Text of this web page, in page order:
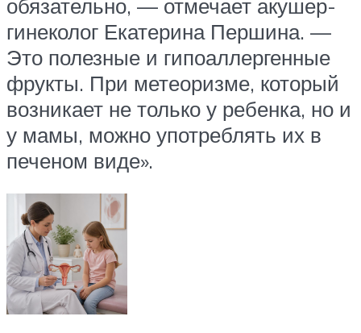
обязательно, — отмечает акушер-
гинеколог Екатерина Першина. —
Это полезные и гипоаллергенные
фрукты. При метеоризме, который
возникает не только у ребенка, но и
у мамы, можно употреблять их в
печеном виде».